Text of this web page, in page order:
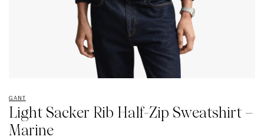
GANT
Light Sacker Rib Half-Zip Sweatshirt –
Marine